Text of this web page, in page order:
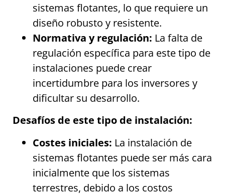
sistemas flotantes, lo que requiere un
diseño robusto y resistente.
Normativa y regulación: La falta de
regulación específica para este tipo de
instalaciones puede crear
incertidumbre para los inversores y
dificultar su desarrollo.
Desafíos de este tipo de instalación:
Costes iniciales: La instalación de
sistemas flotantes puede ser más cara
inicialmente que los sistemas
terrestres, debido a los costos